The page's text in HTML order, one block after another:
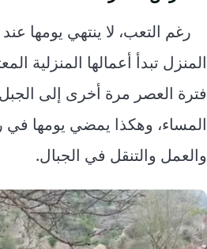
رغم التعب، لا ينتهي يومها
المنزل تبدأ أعمالها المنزلية
فترة العصر مرة أخرى إلى
المساء، وهكذا يمضي يومها في
والعمل والتنقل في الجبال.